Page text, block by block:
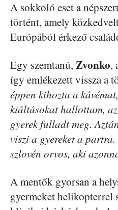
A sokkoló eset a
történt, amely
Európából érkező
Egy szemtanú, Zvonko,
így emlékezett vissza a
éppen kihozta a
kiáltásokat hallottam,
gyerek fulladt meg.
viszi a gyereket a
szlovén orvos, aki
A mentők gyorsan a
gyermeket helikopterrel